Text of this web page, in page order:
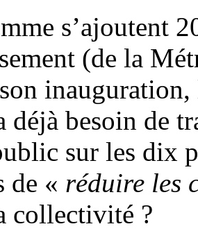
s’ajoutent
(de la
déjà besoin de
sur les dix
de « réduire les
collectivité ?